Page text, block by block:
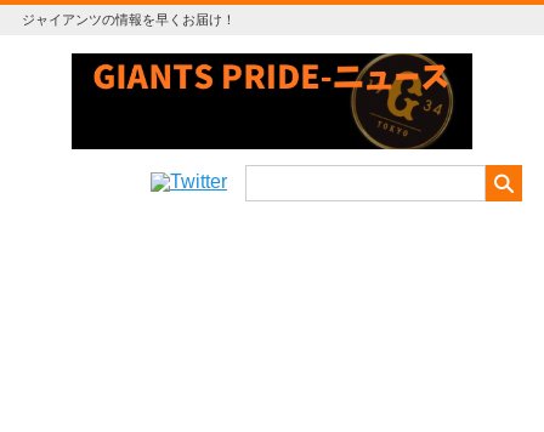
ジャイアンツの情報を早くお届け！